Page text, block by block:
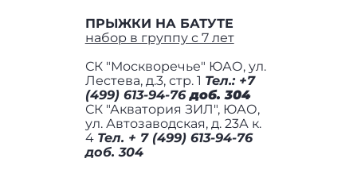
ПРЫЖКИ НА БАТУТЕ
набор в группу с 7 лет
СК "Москворечье" ЮАО, ул.
Лестева, д.3, стр. 1 Тел.: +7
(499) 613-94-76доб. 304
СК "Акватория ЗИЛ", ЮАО,
ул. Автозаводская, д. 23А к.
4 Тел. + 7 (499) 613-94-76
доб. 304